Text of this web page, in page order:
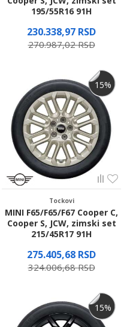
195/55R16 91H
230.338,97 RSD
270.987,02RSD
15%
Tockovi
MINI F65/F65/F67 Cooper C,
Cooper S, JCW, zimski set
215/45R17 91H
275.405,68 RSD
324.006,68RSD
15%